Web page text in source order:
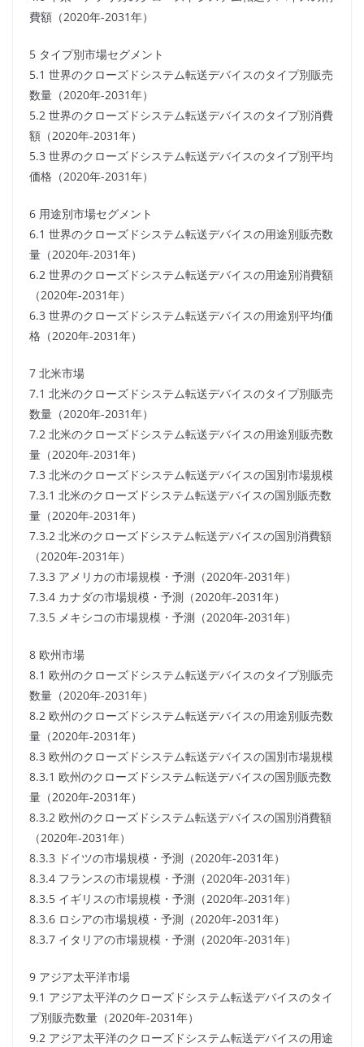
費額（2020年-2031年）
5 タイプ別市場セグメント
5.1 世界のクローズドシステム転送デバイスのタイプ別販売
数量（2020年-2031年）
5.2 世界のクローズドシステム転送デバイスのタイプ別消費
額（2020年-2031年）
5.3 世界のクローズドシステム転送デバイスのタイプ別平均
価格（2020年-2031年）
6 用途別市場セグメント
6.1 世界のクローズドシステム転送デバイスの用途別販売数
量（2020年-2031年）
6.2 世界のクローズドシステム転送デバイスの用途別消費額
（2020年-2031年）
6.3 世界のクローズドシステム転送デバイスの用途別平均価
格（2020年-2031年）
7 北米市場
7.1 北米のクローズドシステム転送デバイスのタイプ別販売
数量（2020年-2031年）
7.2 北米のクローズドシステム転送デバイスの用途別販売数
量（2020年-2031年）
7.3 北米のクローズドシステム転送デバイスの国別市場規模
7.3.1 北米のクローズドシステム転送デバイスの国別販売数
量（2020年-2031年）
7.3.2 北米のクローズドシステム転送デバイスの国別消費額
（2020年-2031年）
7.3.3 アメリカの市場規模・予測（2020年-2031年）
7.3.4 カナダの市場規模・予測（2020年-2031年）
7.3.5 メキシコの市場規模・予測（2020年-2031年）
8 欧州市場
8.1 欧州のクローズドシステム転送デバイスのタイプ別販売
数量（2020年-2031年）
8.2 欧州のクローズドシステム転送デバイスの用途別販売数
量（2020年-2031年）
8.3 欧州のクローズドシステム転送デバイスの国別市場規模
8.3.1 欧州のクローズドシステム転送デバイスの国別販売数
量（2020年-2031年）
8.3.2 欧州のクローズドシステム転送デバイスの国別消費額
（2020年-2031年）
8.3.3 ドイツの市場規模・予測（2020年-2031年）
8.3.4 フランスの市場規模・予測（2020年-2031年）
8.3.5 イギリスの市場規模・予測（2020年-2031年）
8.3.6 ロシアの市場規模・予測（2020年-2031年）
8.3.7 イタリアの市場規模・予測（2020年-2031年）
9 アジア太平洋市場
9.1 アジア太平洋のクローズドシステム転送デバイスのタイ
プ別販売数量（2020年-2031年）
9.2 アジア太平洋のクローズドシステム転送デバイスの用途